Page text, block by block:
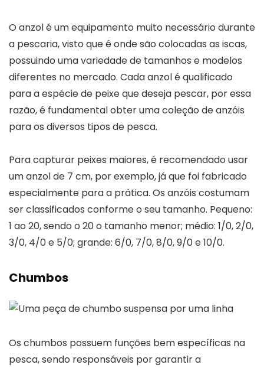
O anzol é um equipamento muito necessário durante
a pescaria, visto que é onde são colocadas as iscas,
possuindo uma variedade de tamanhos e modelos
diferentes no mercado. Cada anzol é qualificado
para a espécie de peixe que deseja pescar, por essa
razão, é fundamental obter uma coleção de anzóis
para os diversos tipos de pesca.
Para capturar peixes maiores, é recomendado usar
um anzol de 7 cm, por exemplo, já que foi fabricado
especialmente para a prática. Os anzóis costumam
ser classificados conforme o seu tamanho. Pequeno:
1 ao 20, sendo o 20 o tamanho menor; médio: 1/0, 2/0,
3/0, 4/0 e 5/0; grande: 6/0, 7/0, 8/0, 9/0 e 10/0.
Chumbos
Os chumbos possuem funções bem específicas na
pesca, sendo responsáveis por garantir a